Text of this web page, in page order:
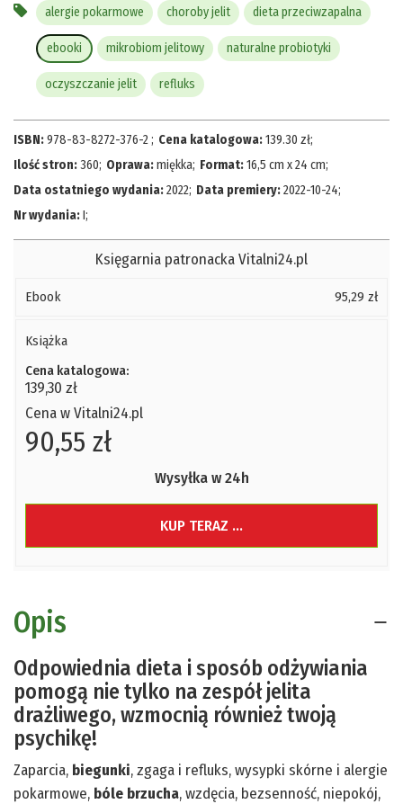
alergie pokarmowe choroby jelit dieta przeciwzapalna
ebooki mikrobiom jelitowy naturalne probiotyki
oczyszczanie jelit refluks
ISBN:978-83-8272-376-2; Cena katalogowa:139.30 zł;
Ilość stron:360; Oprawa:miękka; Format:16,5 cm x 24 cm;
Data ostatniego wydania:2022; Data premiery:2022-10-24;
Nr wydania:I;
Księgarnia patronacka Vitalni24.pl
Ebook 95,29 zł
Książka
Cena katalogowa:
139,30 zł
Cena w Vitalni24.pl
90,55 zł
Wysyłka w 24h
KUP TERAZ ...
Opis
Odpowiednia dieta i sposób odżywiania
pomogą nie tylko na zespół jelita
drażliwego, wzmocnią również twoją
psychikę!
Zaparcia, biegunki, zgaga i refluks, wysypki skórne i alergie
pokarmowe, bóle brzucha, wzdęcia, bezsenność, niepokój,